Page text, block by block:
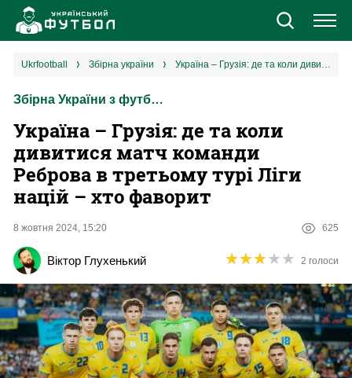
Новини
Збірна
Єврокубки
УПЛ
Різне
Букмекери
ukrfootball збірна україни Україна – Грузія: де та коли дивитися матч команди Реброва в третьому турі Ліги націй – хто фаворит
Збірна України з футболу
Україна – Грузія: де та коли
дивитися матч команди
Реброва в третьому турі Ліги
націй – хто фаворит
8 жовтня 2024, 15:20 625
Віктор Глухенький ★★★★★
★★★★★ 2 голоси